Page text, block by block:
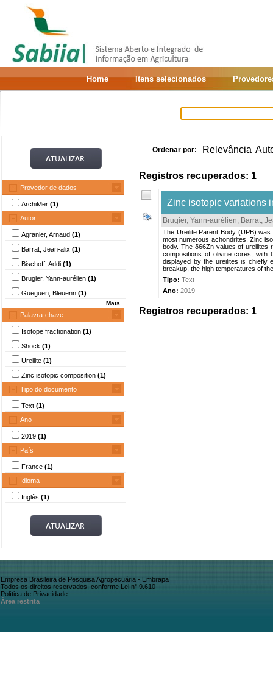
Home Itens selecionados
Provedor de dados
ArchiMer (1)
Autor
Agranier, Arnaud (1)
Barrat, Jean-alix (1)
Bischoff, Addi (1)
Brugier, Yann-aurélien (1)
Gueguen, Bleuenn (1)
Mais...
Palavra-chave
Isotope fractionation (1)
Shock (1)
Ureilite (1)
Zinc isotopic composition (1)
Tipo do documento
Text (1)
Ano
2019 (1)
País
France (1)
Idioma
Inglês (1)
Ordenar por: Relevância
Registros recuperados: 1
Zinc isotopic variations
Brugier, Yann-aurélien; Barrat,
The Ureilite Parent Body (UPB)
most numerous achondrites. Zinc
body. The δ66Zn values of
compositions of olivine cores, with
displayed by the ureilites is chiefly
breakup, the high temperatures of
Tipo: Text
Ano: 2019
Registros recuperados: 1
Empresa Brasileira de Pesquisa Agropecuária - Embrapa
Todos os direitos reservados, conforme Lei n° 9.610
Política de Privacidade
Área restrita